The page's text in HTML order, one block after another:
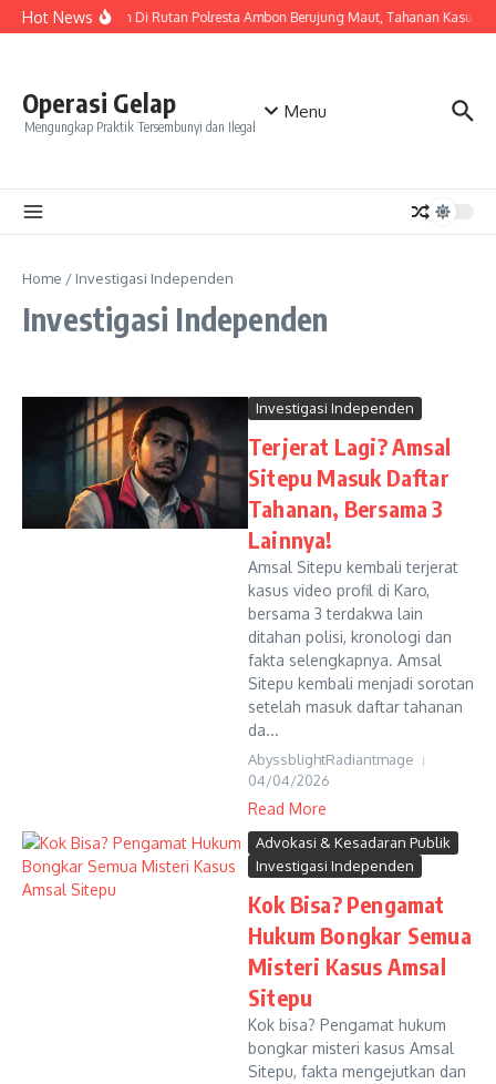
Skip to content
Hot NewsKeributan Di Rutan Polresta Ambon Berujung Maut, Tahanan Kasus
Operasi Gelap
Mengungkap Praktik Tersembunyi dan Ilegal
Menu
Home / Investigasi Independen
Investigasi Independen
Investigasi Independen
Terjerat Lagi? Amsal
Sitepu Masuk Daftar
Tahanan, Bersama 3
Lainnya!
Amsal Sitepu kembali terjerat
kasus video profil di Karo,
bersama 3 terdakwa lain
ditahan polisi, kronologi dan
fakta selengkapnya. Amsal
Sitepu kembali menjadi sorotan
setelah masuk daftar tahanan
da...
AbyssblightRadiantmage
04/04/2026
Read More
Advokasi & Kesadaran Publik
Investigasi Independen
Kok Bisa? Pengamat
Hukum Bongkar Semua
Misteri Kasus Amsal
Sitepu
Kok bisa? Pengamat hukum
bongkar misteri kasus Amsal
Sitepu, fakta mengejutkan dan